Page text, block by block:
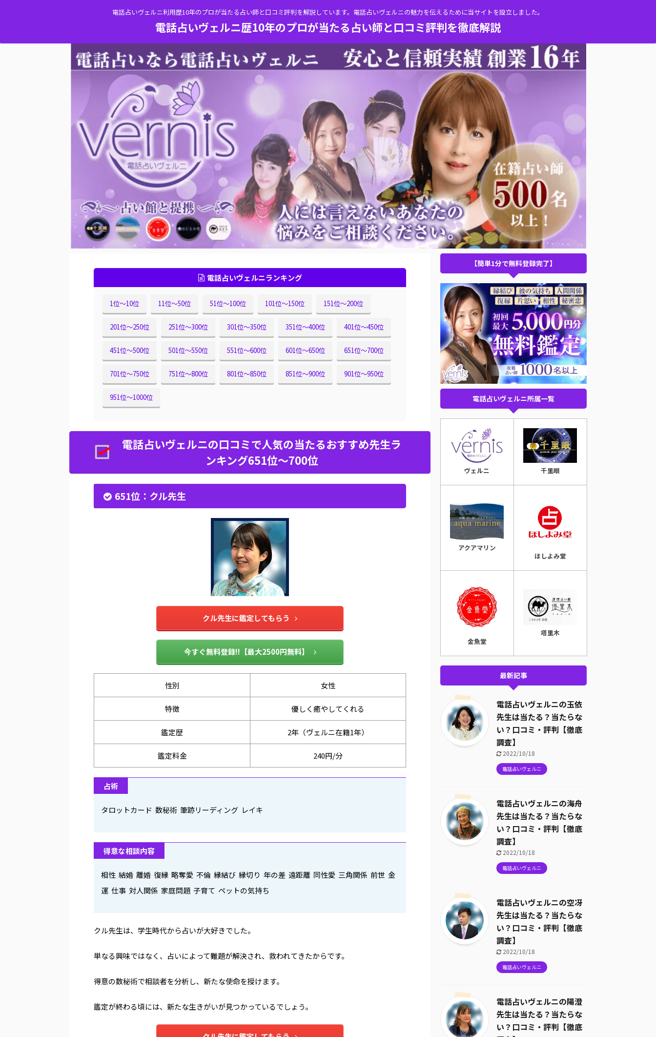
電話占いヴェルニ利用歴10年のプロが当たる占い師と口コミ評判を解説しています。電話占いヴェルニの魅力を伝えるために当サイトを設立しました。
電話占いヴェルニ歴10年のプロが当たる占い師と口コミ評判を徹底解説
電話占いヴェルニランキング
1位〜10位 11位〜50位 51位〜100位 101位〜150位 151位〜200位
201位〜250位 251位〜300位 301位〜350位 351位〜400位 401位〜450位
451位〜500位 501位〜550位 551位〜600位 601位〜650位 651位〜700位
701位〜750位 751位〜800位 801位〜850位 851位〜900位 901位〜950位
951位〜1000位
電話占いヴェルニの口コミで人気の当たるおすすめ先生ラ
ンキング651位〜700位
651位：クル先生
クル先生に鑑定してもらう
今すぐ無料登録!!【最大2500円無料】
性別 女性
特徴 優しく癒やしてくれる
鑑定歴 2年（ヴェルニ在籍1年）
鑑定料金 240円/分
占術
タロットカード 数秘術 筆跡リーディング レイキ
得意な相談内容
相性 結婚 離婚 復縁 略奪愛 不倫 縁結び 縁切り 年の差 遠距離 同性愛 三角関係 前世 金
運 仕事 対人関係 家庭問題 子育て ペットの気持ち
クル先生は、学生時代から占いが大好きでした。
単なる興味ではなく、占いによって難題が解決され、救われてきたからです。
得意の数秘術で相談者を分析し、新たな使命を授けます。
鑑定が終わる頃には、新たな生きがいが見つかっているでしょう。
【簡単1分で無料登録完了】
電話占いヴェルニ所属一覧
ヴェルニ 千里眼
アクアマリン
ほしよみ堂
金魚堂
塔里木
最新記事
電話占いヴェルニの玉依
先生は当たる？当たらな
い？口コミ・評判【徹底
調査】
2022/10/18
電話占いヴェルニ
電話占いヴェルニの海舟
先生は当たる？当たらな
い？口コミ・評判【徹底
調査】
2022/10/18
電話占いヴェルニ
電話占いヴェルニの空冴
先生は当たる？当たらな
い？口コミ・評判【徹底
調査】
2022/10/18
電話占いヴェルニ
電話占いヴェルニの陽澄
先生は当たる？当たらな
い？口コミ・評判【徹底